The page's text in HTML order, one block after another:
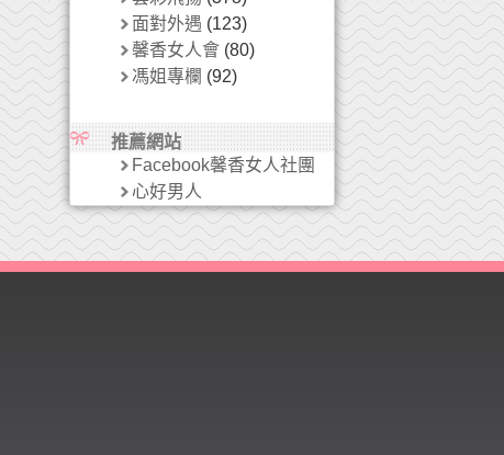
面對外遇 (123)
馨香女人會(80)
馮姐專欄 (92)
推薦網站
Facebook馨香女人社團
心好男人